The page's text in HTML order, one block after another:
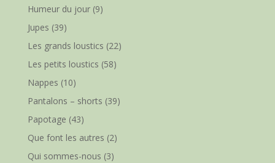
Humeur du jour(9)
Jupes (39)
Les grands loustics (22)
Les petits loustics (58)
Nappes (10)
Pantalons – shorts (39)
Papotage (43)
Que font les autres (2)
Qui sommes-nous (3)